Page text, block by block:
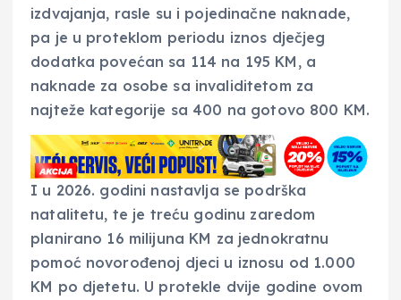
izdvajanja, rasle su i pojedinačne naknade,
pa je u proteklom periodu iznos dječjeg
dodatka povećan sa 114 na 195 KM, a
naknade za osobe sa invaliditetom za
najteže kategorije sa 400 na gotovo 800 KM.
I u 2026. godini nastavlja se podrška
natalitetu, te je treću godinu zaredom
planirano 16 milijuna KM za jednokratnu
pomoć novorođenoj djeci u iznosu od 1.000
KM po djetetu. U protekle dvije godine ovom